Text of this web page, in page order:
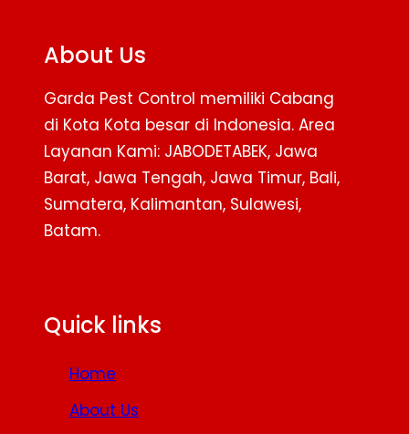
About Us
Garda Pest Control memiliki Cabang
di Kota Kota besar di Indonesia. Area
Layanan Kami: JABODETABEK, Jawa
Barat, Jawa Tengah, Jawa Timur, Bali,
Sumatera, Kalimantan, Sulawesi,
Batam.
Quick links
Home
About Us